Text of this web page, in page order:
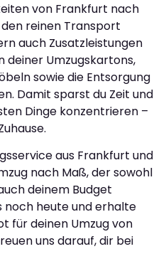
von Frankfurt nach
reinen Transport
auch Zusatzleistungen
deiner Umzugskartons,
sowie die Entsorgung
Damit sparst du Zeit und
Dinge konzentrieren –
aus Frankfurt und
nach Maß, der sowohl
deinem Budget
heute und erhalte
für deinen Umzug von
uns darauf, dir bei